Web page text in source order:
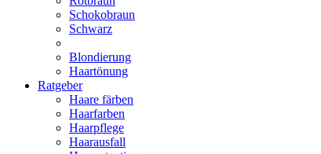
Schokobraun
Schwarz
Blondierung
Haartönung
Ratgeber
Haare färben
Haarfarben
Haarpflege
Haarausfall